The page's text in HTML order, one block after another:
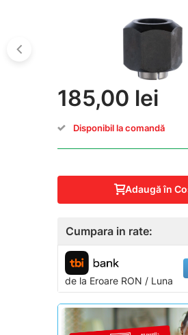
185,00 lei
Disponibil la comandă
Adaugă în
Cumpara in rate:
de la EroareRON / Luna